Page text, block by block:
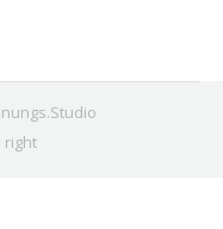
right